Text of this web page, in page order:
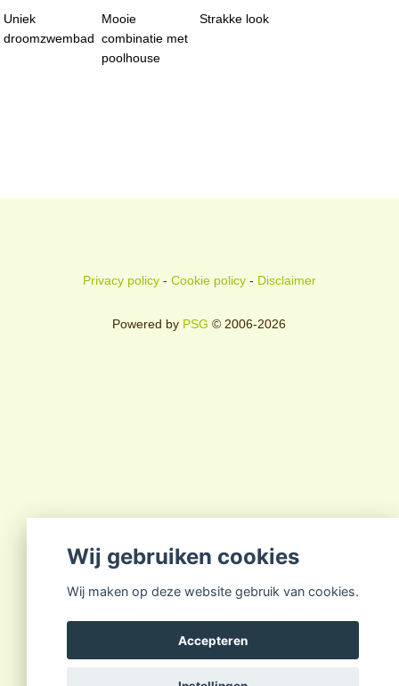
Uniek
droomzwembad
Mooie
combinatie met
poolhouse
Strakke look
Privacy policy- Cookie policy- Disclaimer
Powered by PSG © 2006-2026
Wij gebruiken cookies
Wij maken op deze website gebruik van cookies.
Accepteren